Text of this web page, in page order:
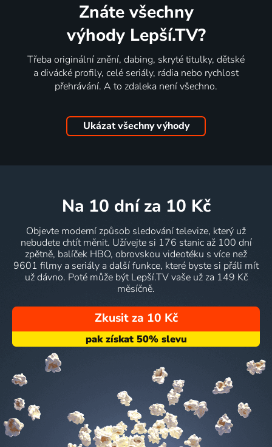
Znáte všechny
výhody Lepší.TV?
Třeba originální znění, dabing, skryté titulky, dětské
a divácké profily, celé seriály, rádia nebo rychlost
přehrávání. A to zdaleka není všechno.
Ukázat všechny výhody
na 10 dní za 10 Kč
Objevte moderní způsob sledování televize, který už
nebudete chtít měnit. Užívejte si 176 stanic až 100 dní
zpětně, balíček HBO, obrovskou videotéku s více než
9601 filmy a seriály a další funkce, které byste si přáli mít
už dávno. Poté může být Lepší.TV vaše už za 149 Kč
měsíčně.
Zkusit za 10 Kč